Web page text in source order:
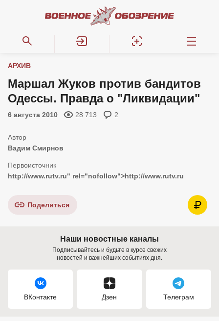
АРХИВ
Маршал Жуков против бандитов
Одессы. Правда о "Ликвидации"
6 августа 2010 28 713 2
Вадим Смирнов
http://www.rutv.ru" rel="nofollow">http://www.rutv.ru
Поделиться
Наши новостные каналы
Подписывайтесь и будьте в курсе свежих
новостей и важнейших событиях дня.
ВКонтакте Дзен Телеграм